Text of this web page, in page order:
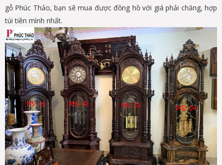
gỗ Phúc Thảo, bạn sẽ mua được đồng hồ với giá phải chăng, hợp
túi tiền mình nhất.